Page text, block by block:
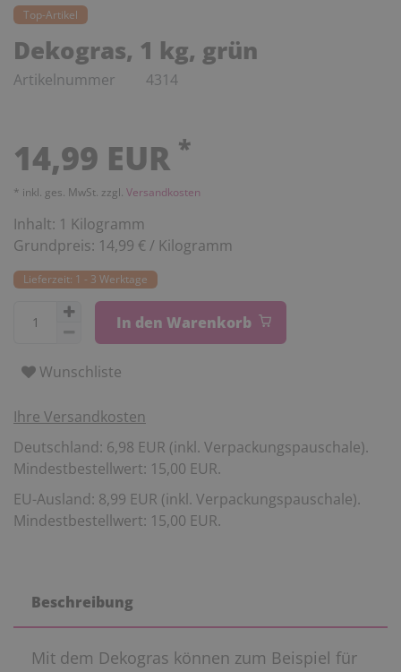
Top-Artikel
Dekogras, 1 kg, grün
Artikelnummer 4314
14,99 EUR *
* inkl. ges. MwSt. zzgl. Versandkosten
Inhalt: 1 Kilogramm
Grundpreis: 14,99 € / Kilogramm
Lieferzeit: 1 - 3 Werktage
In den Warenkorb
Wunschliste
Ihre Versandkosten
Deutschland: 6,98 EUR (inkl. Verpackungspauschale).
Mindestbestellwert: 15,00 EUR.
EU-Ausland: 8,99 EUR (inkl. Verpackungspauschale).
Mindestbestellwert: 15,00 EUR.
Beschreibung
Mit dem Dekogras können zum Beispiel für